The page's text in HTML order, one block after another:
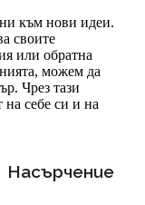
към нови идеи.
своите
или обратна
можем да
Чрез тази
себе си и на
Насърчение